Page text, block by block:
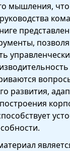
мышления,
развития,